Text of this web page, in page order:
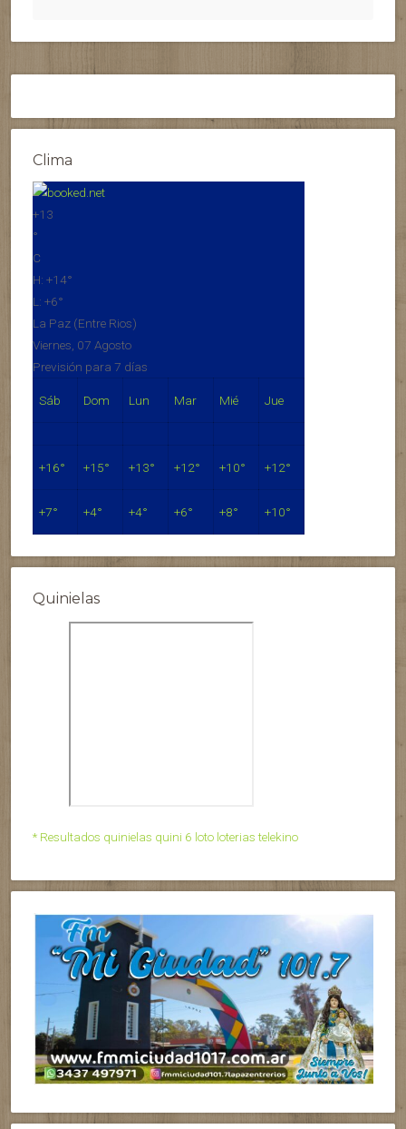
Clima
+13
°
C
H: +14°
L: +6°
La Paz (Entre Rios)
Viernes, 07 Agosto
Previsión para 7 días
Sáb Dom Lun Mar Mié Jue
+16° +15° +13° +12° +10° +12°
+7° +4° +4° +6° +8° +10°
Quinielas
* Resultados quinielas quini 6 loto loterias telekino